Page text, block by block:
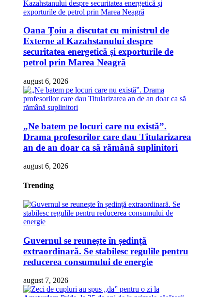
Oana Țoiu a discutat cu ministrul de
Externe al Kazahstanului despre
securitatea energetică și exporturile de
petrol prin Marea Neagră
august 6, 2026
„Ne batem pe locuri care nu există”.
Drama profesorilor care dau Titularizarea
an de an doar ca să rămână suplinitori
august 6, 2026
Trending
Guvernul se reunește în ședință
extraordinară. Se stabilesc regulile pentru
reducerea consumului de energie
august 7, 2026